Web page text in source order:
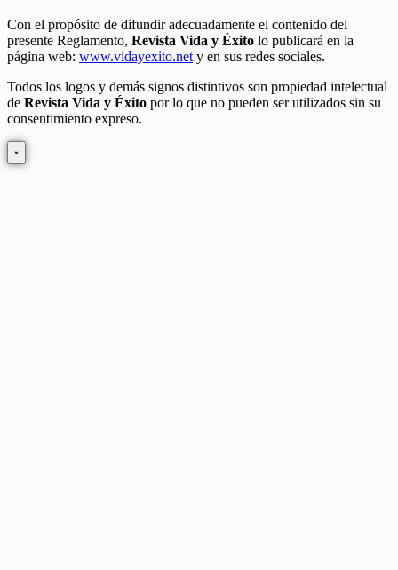
Con el propósito de difundir adecuadamente el contenido del
presente Reglamento, Revista Vida y Éxito lo publicará en la
página web: www.vidayexito.net y en sus redes sociales.
Todos los logos y demás signos distintivos son propiedad intelectual
de Revista Vida y Éxito por lo que no pueden ser utilizados sin su
consentimiento expreso.
×